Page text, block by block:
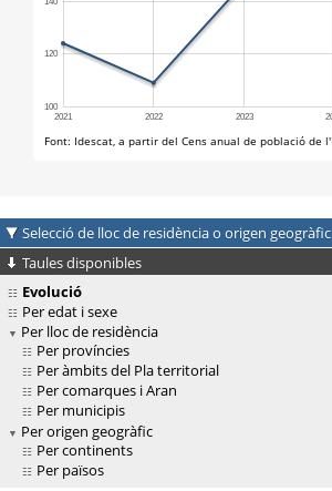
Selecció de lloc de residència o origen geogràfic
Taules disponibles
Evolució
Per edat i sexe
Per lloc de residència
Per províncies
Per àmbits del Pla territorial
Per comarques i Aran
Per municipis
Per origen geogràfic
Per continents
Per països